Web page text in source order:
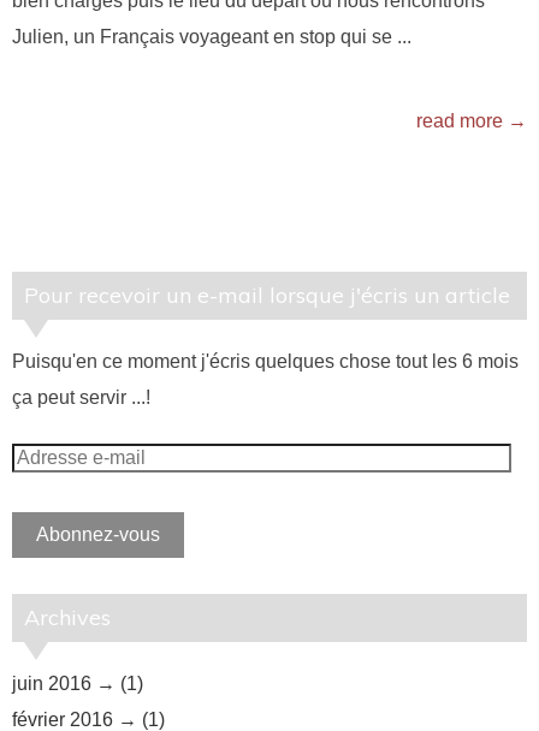
Julien, un Français voyageant en stop qui se ...
read more →
Pour recevoir un e-mail lorsque j'écris un article
Puisqu'en ce moment j'écris quelques chose tout les 6 mois
ça peut servir ...!
Adresse
mailAbonnez-vous
Archives
juin 2016
(1)
février 2016
(1)